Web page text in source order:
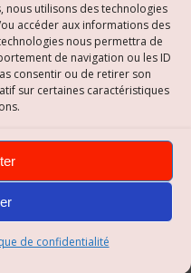
nous utilisons des technologies
accéder aux informations des
nous permettra de
de navigation ou les ID
consentir ou de retirer son
sur certaines caractéristiques
de confidentialité